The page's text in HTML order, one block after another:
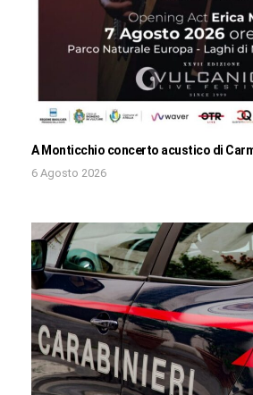
A Monticchio concerto acustico di
6 Agosto 2026